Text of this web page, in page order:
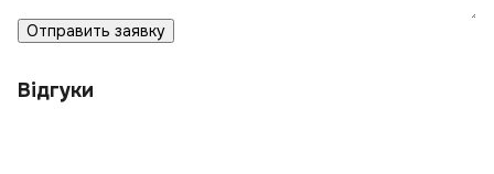
Отправить заявку
Відгуки